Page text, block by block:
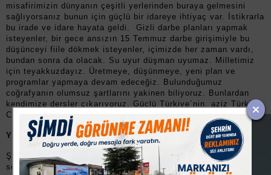
misafirimizin dünyanın çeşitli yerlerinden buraya gelmesini
sağlıyorsanız bunun için güçlü bir idareye ihtiyaç var. İstikrarla
bu irade ve idare hayata geldi. Gizli darbe planları yapmak
isteyenler, bir gece ansızın 15 Temmuz darbe girişimiyle bu
düşünceyi fiile dökmek isteyenler, içimizde her zaman vardı,
bundan sonra da olacak. Su uyur düşman uyumaz. Milletimiz
için teyakkuzdayız. Üretmeye, düşünmeye, yeni plan ve
programlar yapmaya devam edeceğiz. Bulunduğumuz
coğrafyanın olumsuz şartlarını yakinen biliyoruz. Bunlardan
kendimize dersler çıkarıyoruz. Güçlü Türkiye´nin, aziz Türkiye
Cumhuriyetinin şanlı ve şerefli evlatlarıyız.?dedi.
YOLUN YARISINI ALDIK
Şahin ?Bu fuarı düzenleyen 180 arkadaşımız ürünlerini
sergiliyorlar. 17-18 sene önce bu fuar için ciddi mücadeleler